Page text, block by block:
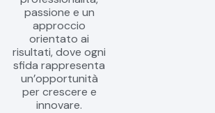
passione e un
approccio
orientato ai
risultati, dove ogni
sfida rappresenta
un’opportunità
per crescere e
innovare.